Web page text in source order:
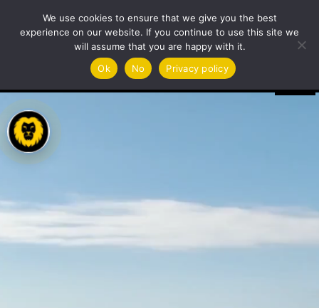
We use cookies to ensure that we give you the best
experience on our website. If you continue to use this site we
will assume that you are happy with it.
Ok
No Privacy policy